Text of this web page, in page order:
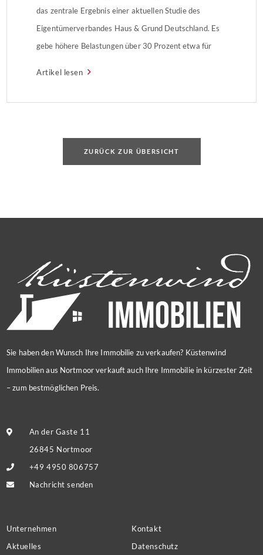
das zentrale Ergebnis einer aktuellen Studie des
Eigentümerverbandes Haus & Grund Deutschland. Es
gebe höhere Belastungen über 30 Prozent etwa für
Artikel lesen
ZURÜCK ZUR ÜBERSICHT
Sie haben den Wunsch Ihre Immobilie zu verkaufen? Küstenwind
Immobilien aus Nortmoor verkauft auch Ihre Immobilie in kürzester Zeit
– zum bestmöglichen Preis.
An der Gaste 11
26845 Nortmoor
+49 4950 806757
Nachricht senden
Unternehmen
Kontakt
Aktuelles
Datenschutz